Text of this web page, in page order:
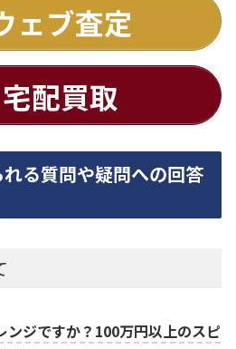
ェブ査定
宅配買取
る質問や疑問への回答
ンジですか？100万円以上のスピ